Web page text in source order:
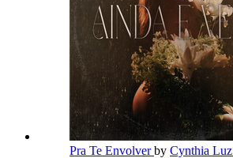
Pra Te Envolverby Cynthia Luz